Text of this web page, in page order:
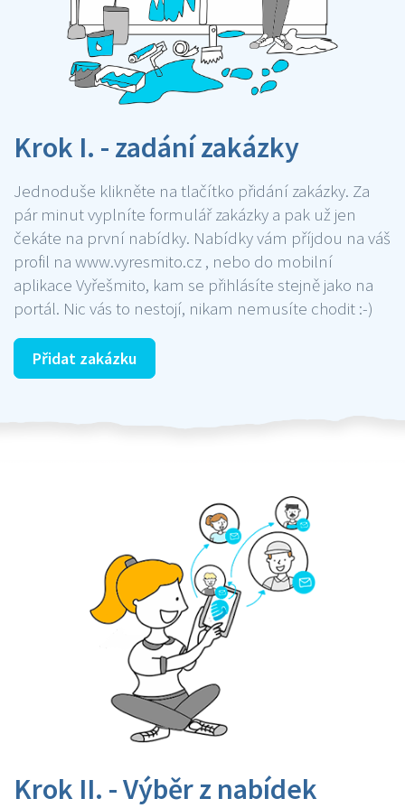
Krok I. - zadání zakázky
Jednoduše klikněte na tlačítko přidání zakázky. Za
pár minut vyplníte formulář zakázky a pak už jen
čekáte na první nabídky. Nabídky vám příjdou na váš
profil na www.vyresmito.cz , nebo do mobilní
aplikace Vyřešmito, kam se přihlásíte stejně jako na
portál. Nic vás to nestojí, nikam nemusíte chodit :-)
Přidat zakázku
Krok II. - Výběr z nabídek